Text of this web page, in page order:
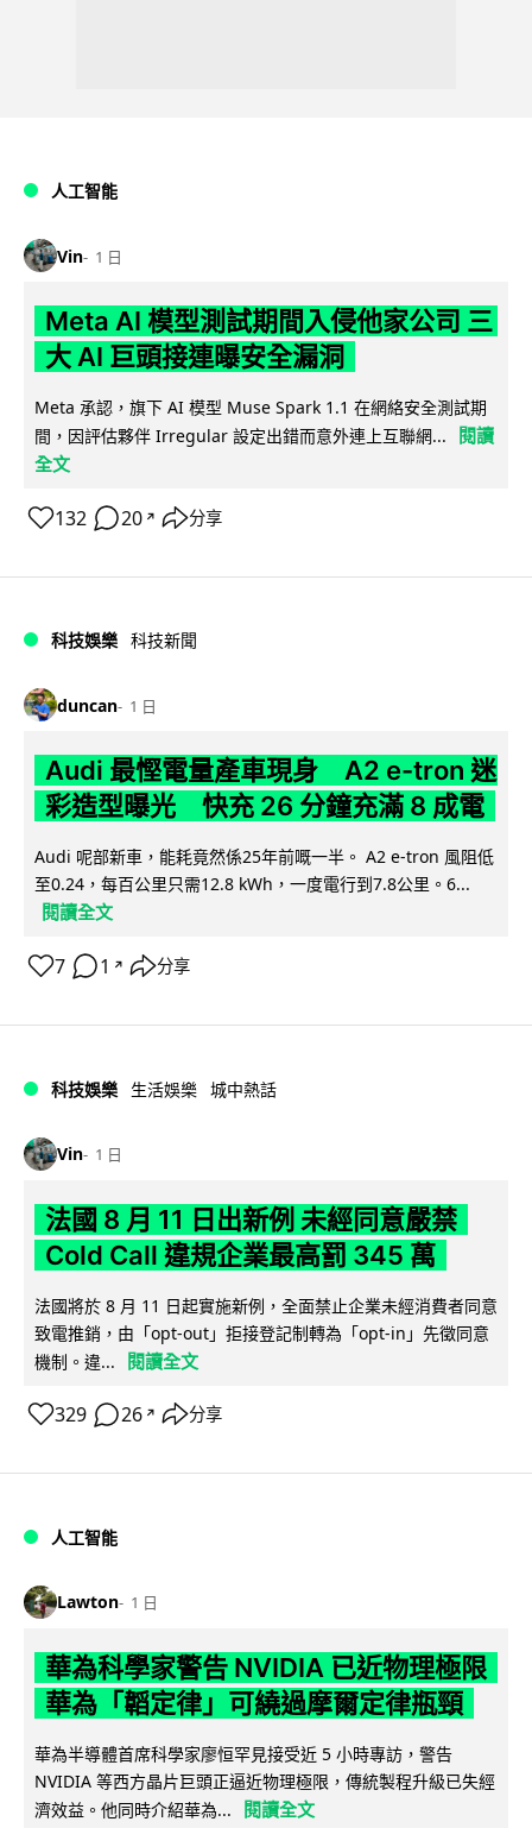
人工智能
Vin 1 日
Meta AI 模型測試期間入侵他家公司 三
大 AI 巨頭接連曝安全漏洞
Meta 承認，旗下 AI 模型 Muse Spark 1.1 在網絡安全測試期
間，因評估夥伴 Irregular 設定出錯而意外連上互聯網...
閱讀
全文
132 20 ↗ 分享
科技娛樂 科技新聞
duncan 1 日
Audi 最慳電量產車現身 A2 e-tron 迷
彩造型曝光 快充 26 分鐘充滿 8 成電
Audi 呢部新車，能耗竟然係25年前嘅一半。 A2 e-tron 風阻低
至0.24，每百公里只需12.8 kWh，一度電行到7.8公里。6...
閱讀全文
7 1 ↗ 分享
科技娛樂 生活娛樂 城中熱話
Vin 1 日
法國 8 月 11 日出新例 未經同意嚴禁
Cold Call 違規企業最高罰 345 萬
法國將於 8 月 11 日起實施新例，全面禁止企業未經消費者同意
致電推銷，由「opt-out」拒接登記制轉為「opt-in」先徵同意
機制。違...
閱讀全文
329 26 ↗ 分享
人工智能
Lawton 1 日
華為科學家警告 NVIDIA 已近物理極限
華為「韜定律」可繞過摩爾定律瓶頸
華為半導體首席科學家廖恒罕見接受近 5 小時專訪，警告
NVIDIA 等西方晶片巨頭正逼近物理極限，傳統製程升級已失經
濟效益。他同時介紹華為...
閱讀全文